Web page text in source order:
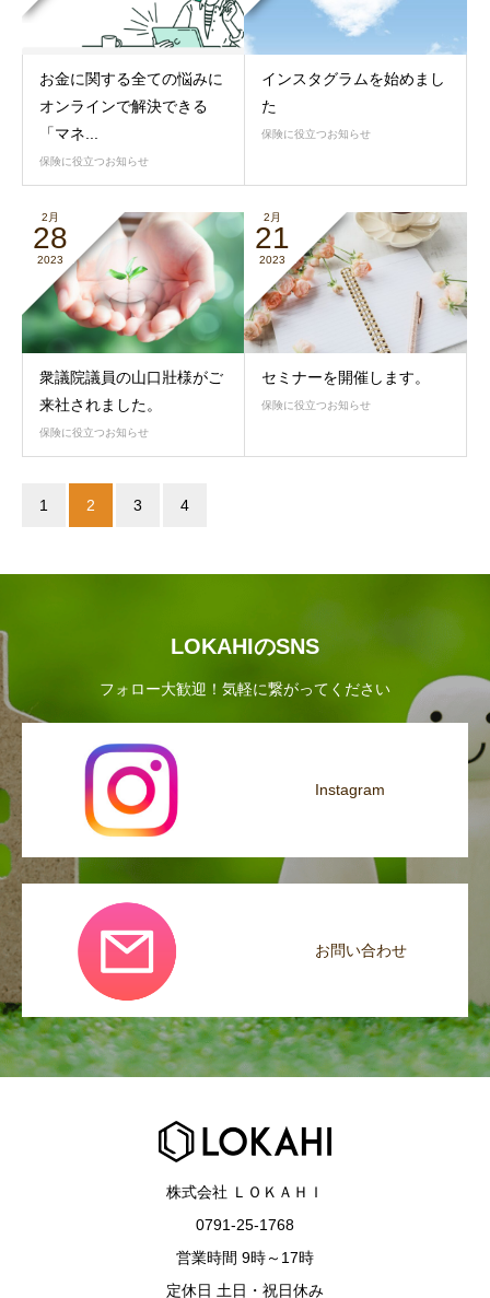
お金に関する全ての悩みに
オンラインで解決できる
「マネ...
保険に役立つお知らせ
インスタグラムを始めまし
た
保険に役立つお知らせ
2月
28
2023
衆議院議員の山口壯様がご
来社されました。
保険に役立つお知らせ
2月
21
2023
セミナーを開催します。
保険に役立つお知らせ
1 2 3 4
LOKAHIのSNS
フォロー大歓迎！気軽に繋がってください
Instagram
お問い合わせ
株式会社 ＬＯＫＡＨＩ
0791-25-1768
営業時間 9時～17時
定休日 土日・祝日休み